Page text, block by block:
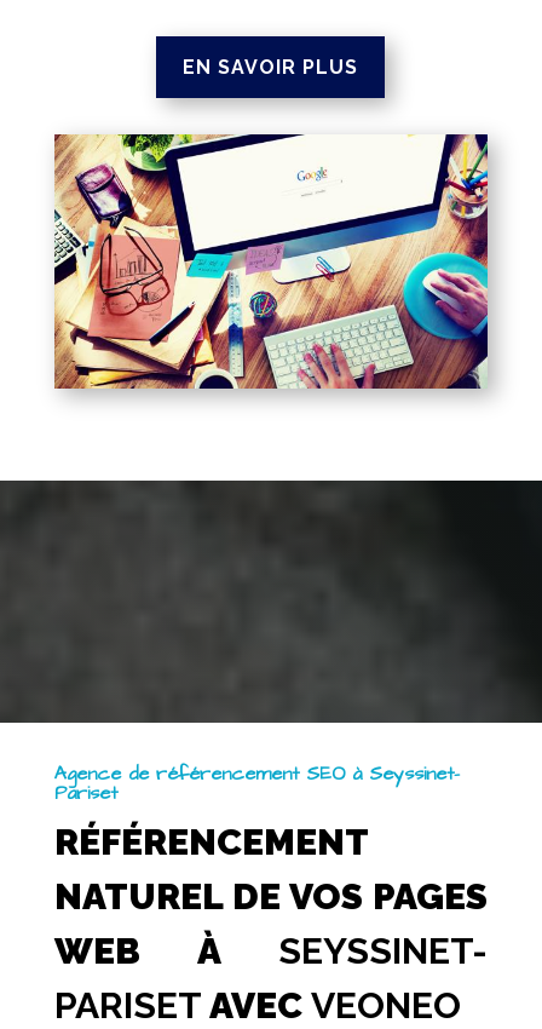
EN SAVOIR PLUS
Agence de référencement SEO à Seyssinet-
Pariset
RÉFÉRENCEMENT
NATUREL DE VOS PAGES
WEB À SEYSSINET-
PARISET AVEC VEONEO